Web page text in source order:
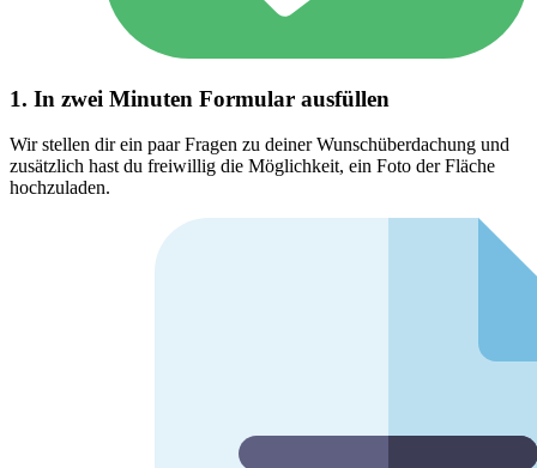
1. In zwei Minuten Formular ausfüllen
Wir stellen dir ein paar Fragen zu deiner Wunschüberdachung und
zusätzlich hast du freiwillig die Möglichkeit, ein Foto der Fläche
hochzuladen.